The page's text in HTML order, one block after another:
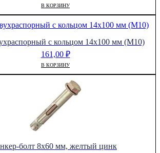
В КОРЗИНУ
с кольцом 14х100 мм (М10)
161,00 ₽
В КОРЗИНУ
болт 8х60 мм, желтый цинк